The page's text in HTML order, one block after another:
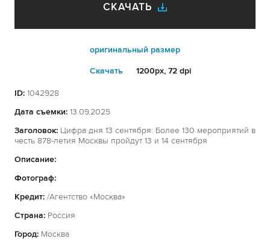
СКАЧАТЬ
оригинальный размер
Cкачать 1200px, 72 dpi
ID: 1042928
Дата съемки: 13.09.2025
Заголовок: Цифра дня 13 сентября: Более 130 мероприятий в
честь 878-летия Москвы пройдут 13 и 14 сентября
Описание:
Фотограф:
Кредит: /Агентство «Москва»
Страна: Россия
Город: Москва